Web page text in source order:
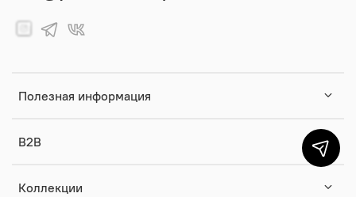
Полезная информация
B2B
Коллекции